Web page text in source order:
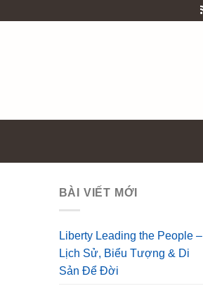
BÀI VIẾT MỚI
Liberty Leading the People –
Lịch Sử, Biểu Tượng & Di
Sản Để Đời